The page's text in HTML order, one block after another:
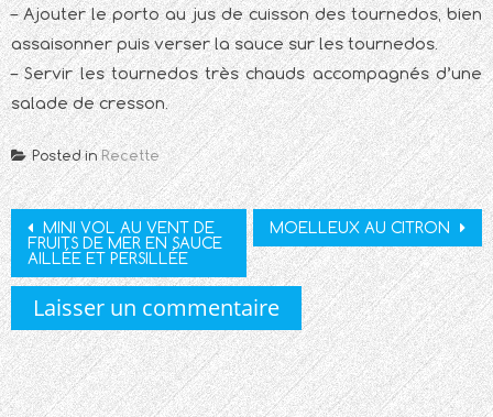
– Ajouter le porto au jus de cuisson des tournedos, bien
assaisonner puis verser la sauce sur les tournedos.
– Servir les tournedos très chauds accompagnés d’une
salade de cresson.
Posted inRecette
Post
navigation
MINI VOL AU VENT DE
FRUITS DE MER EN SAUCE
AILLÉE ET PERSILLÉE
MOELLEUX AU CITRON
Laisser un commentaire